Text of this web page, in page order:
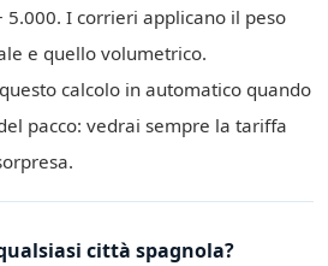
I corrieri applicano il peso
e quello volumetrico.
calcolo in automatico quando
pacco: vedrai sempre la tariffa
città spagnola?